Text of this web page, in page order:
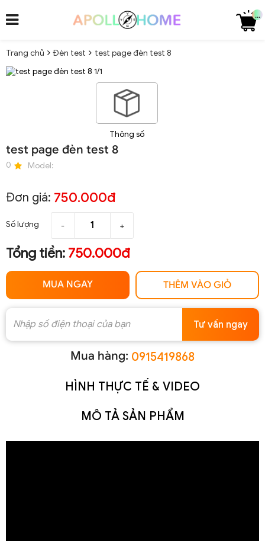
...
Trang chủ Đèn test
test page đèn test 8
1/1
Thông số
test page đèn test 8
0 Model:
Đơn giá: 750.000đ
Số lượng - +
Tổng tiền: 750.000đ
MUA NGAY THÊM VÀO GIỎ
Tư vấn ngay
Mua hàng: 0915419868
HÌNH THỰC TẾ & VIDEO
MÔ TẢ SẢN PHẨM